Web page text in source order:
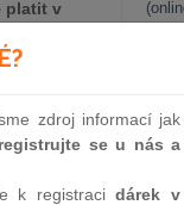
platit v
soud |
zdroj informací jak
se u nás a
k registracidárek v